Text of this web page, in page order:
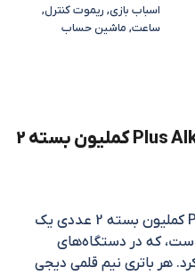
اسباب بازی, ریموت کنترل,
ساعت, ماشین حساب
باتری نیم قلمی مدل Plus Alkaline کملیون بسته 2
باتری نیم قلمی مدل Plus Alkaline کملیون بسته 2 عددی یک
که در دستگاه‌های
هر باتری نیم قلمی دیجی